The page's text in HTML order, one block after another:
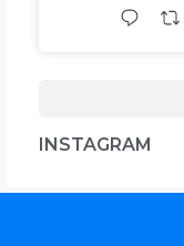
INSTAGRAM